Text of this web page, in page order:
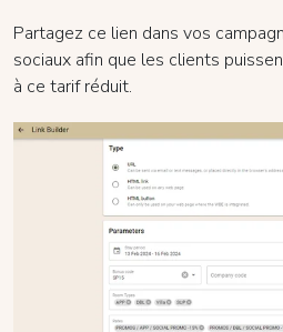
Partagez ce lien dans vos
sociaux afin que les clients
à ce tarif réduit.